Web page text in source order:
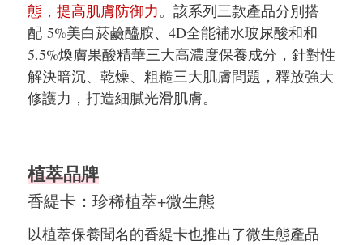
態，提高肌膚防御力。該系列三款產品分別搭
配 5%美白菸鹼醯胺、4D全能補水玻尿酸和和
5.5%煥膚果酸精華三大高濃度保養成分，針對性
解決暗沉、乾燥、粗糙三大肌膚問題，釋放強大
修護力，打造細膩光滑肌膚。
植萃品牌
香緹卡：珍稀植萃+微生態
以植萃保養聞名的香緹卡也推出了微生態產品